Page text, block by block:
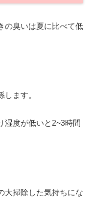
の臭いは夏に比べて低
ます。
湿度が低いと2~3時間
大掃除した気持ちにな